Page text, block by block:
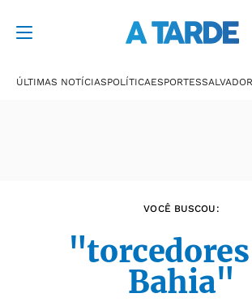
ÚLTIMAS NOTÍCIASPOLÍTICAESPORTESSALVADOR
VOCÊ BUSCOU:
Bahia"